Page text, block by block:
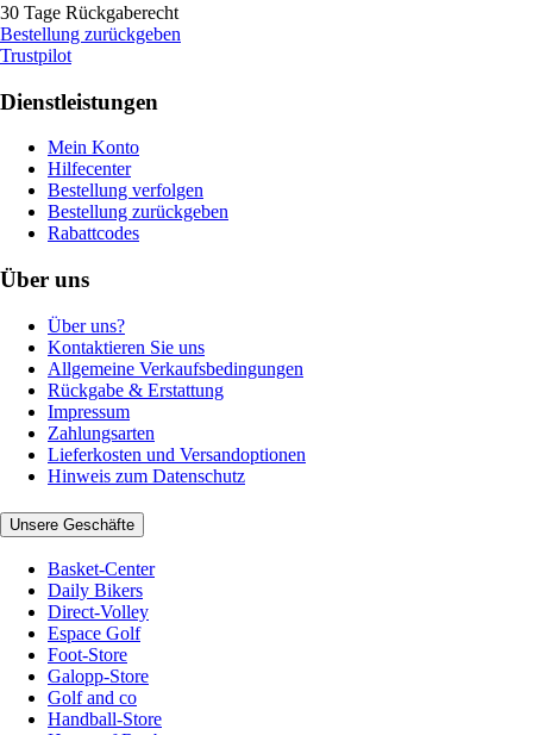
30 Tage Rückgaberecht
Bestellung zurückgeben
Trustpilot
Dienstleistungen
Mein Konto
Hilfecenter
Bestellung verfolgen
Bestellung zurückgeben
Rabattcodes
Über uns
Über uns?
Kontaktieren Sie uns
Allgemeine Verkaufsbedingungen
Rückgabe & Erstattung
Impressum
Zahlungsarten
Lieferkosten und Versandoptionen
Hinweis zum Datenschutz
Unsere Geschäfte
Basket-Center
Daily Bikers
Direct-Volley
Espace Golf
Foot-Store
Galopp-Store
Golf and co
Handball-Store